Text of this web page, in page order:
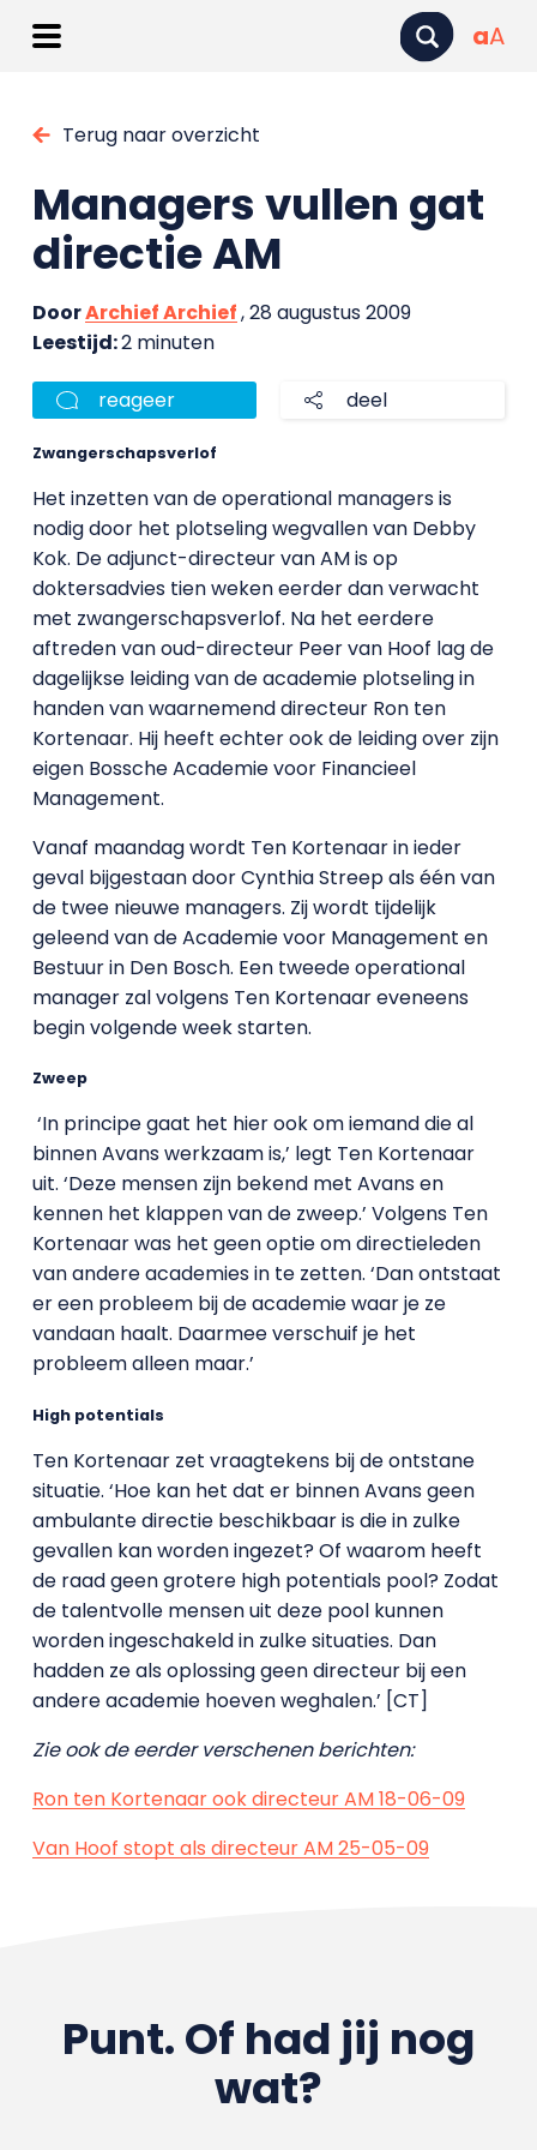
aA
Terug naar overzicht
Managers vullen gat
directie AM
DoorArchief Archief, 28 augustus 2009
Leestijd:2 minuten
reageer deel
Zwangerschapsverlof
Het inzetten van de operational managers is
nodig door het plotseling wegvallen van Debby
Kok. De adjunct-directeur van AM is op
doktersadvies tien weken eerder dan verwacht
met zwangerschapsverlof. Na het eerdere
aftreden van oud-directeur Peer van Hoof lag de
dagelijkse leiding van de academie plotseling in
handen van waarnemend directeur Ron ten
Kortenaar. Hij heeft echter ook de leiding over zijn
eigen Bossche Academie voor Financieel
Management.
Vanaf maandag wordt Ten Kortenaar in ieder
geval bijgestaan door Cynthia Streep als één van
de twee nieuwe managers. Zij wordt tijdelijk
geleend van de Academie voor Management en
Bestuur in Den Bosch. Een tweede operational
manager zal volgens Ten Kortenaar eveneens
begin volgende week starten.
Zweep
‘In principe gaat het hier ook om iemand die al
binnen Avans werkzaam is,’ legt Ten Kortenaar
uit. ‘Deze mensen zijn bekend met Avans en
kennen het klappen van de zweep.’ Volgens Ten
Kortenaar was het geen optie om directieleden
van andere academies in te zetten. ‘Dan ontstaat
er een probleem bij de academie waar je ze
vandaan haalt. Daarmee verschuif je het
probleem alleen maar.’
High potentials
Ten Kortenaar zet vraagtekens bij de ontstane
situatie. ‘Hoe kan het dat er binnen Avans geen
ambulante directie beschikbaar is die in zulke
gevallen kan worden ingezet? Of waarom heeft
de raad geen grotere high potentials pool? Zodat
de talentvolle mensen uit deze pool kunnen
worden ingeschakeld in zulke situaties. Dan
hadden ze als oplossing geen directeur bij een
andere academie hoeven weghalen.’ [CT]
Zie ook de eerder verschenen berichten:
Ron ten Kortenaar ook directeur AM 18-06-09
Van Hoof stopt als directeur AM 25-05-09
Punt. Of had jij nog
wat?